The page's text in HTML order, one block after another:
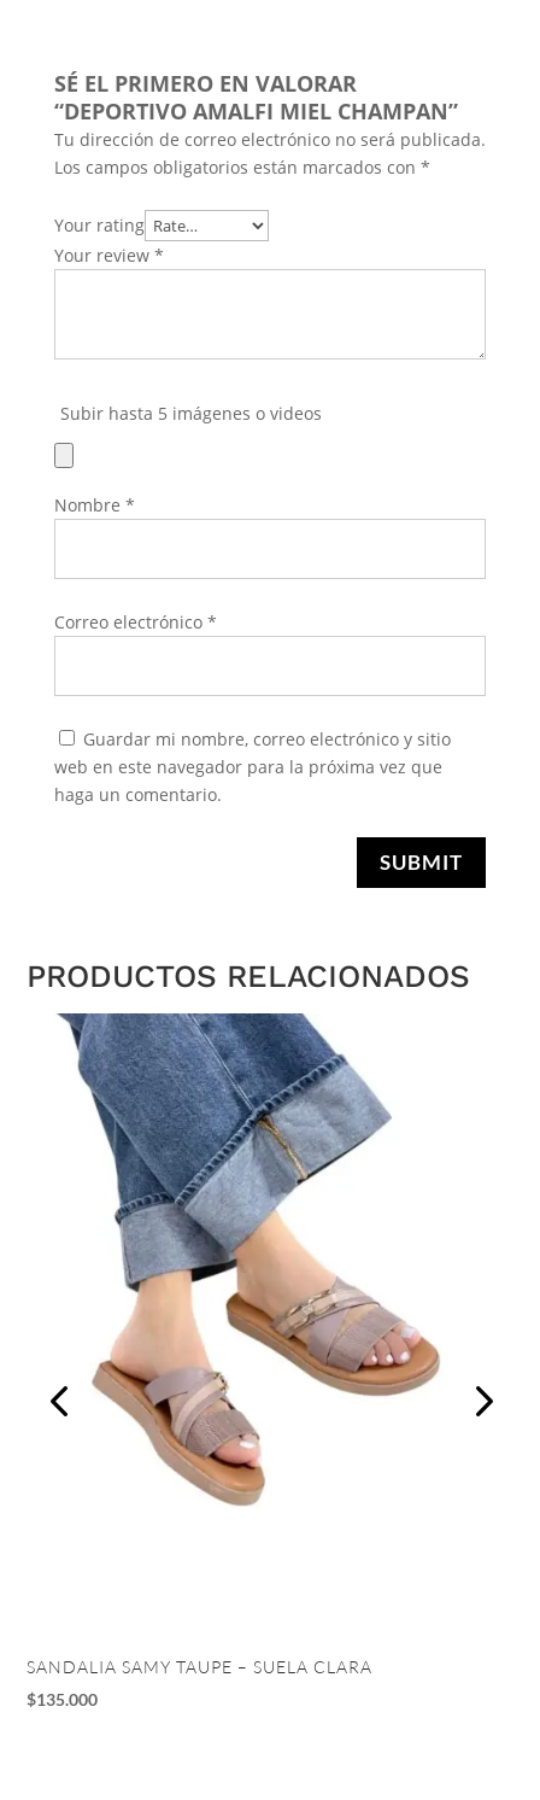
SÉ EL PRIMERO EN VALORAR
“DEPORTIVO AMALFI MIEL CHAMPAN”
Tu dirección de correo electrónico no será publicada.
Los campos obligatorios están marcados con *
Your rating
Your review *
Subir hasta 5 imágenes o videos
Nombre *
Correo electrónico *
Guardar mi nombre, correo electrónico y sitio
web en este navegador para la próxima vez que
haga un comentario.
SUBMIT
PRODUCTOS RELACIONADOS
SANDALIA SAMY TAUPE – SUELA CLARA
$135.000